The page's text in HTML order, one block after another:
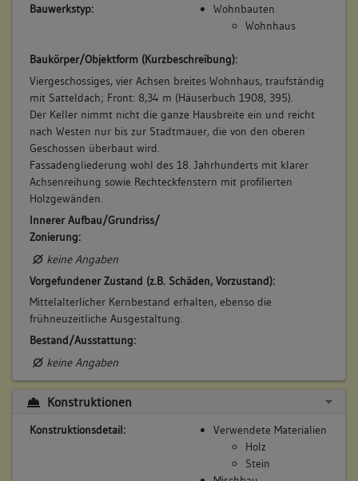
Bauwerkstyp:
Wohnbauten
Wohnhaus
Baukörper/Objektform (Kurzbeschreibung):
Viergeschossiges, vier Achsen breites Wohnhaus, traufständig
mit Satteldach; Front: 8,34 m (Häuserbuch 1908, 395).
Der Keller nimmt nicht die ganze Hausbreite ein und reicht
nach Westen nur bis zur Stadtmauer, die von den oberen
Geschossen überbaut wird.
Fassadengliederung wohl des 18. Jahrhunderts mit klarer
Achsenreihung sowie Rechteckfenstern mit profilierten
Holzgewänden.
Innerer Aufbau/Grundriss/
Zonierung:
keine Angaben
Vorgefundener Zustand (z.B. Schäden, Vorzustand):
Mittelalterlicher Kernbestand erhalten, ebenso die
frühneuzeitliche Ausgestaltung.
Bestand/Ausstattung:
keine Angaben
Konstruktionen
Konstruktionsdetail:
Verwendete Materialien
Holz
Stein